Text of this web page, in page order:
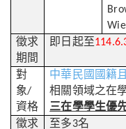
徵求
期間
即日起至
對
象/
資格
中華民國國籍
相關領域之在
三在學學生優
徵求
至多3名